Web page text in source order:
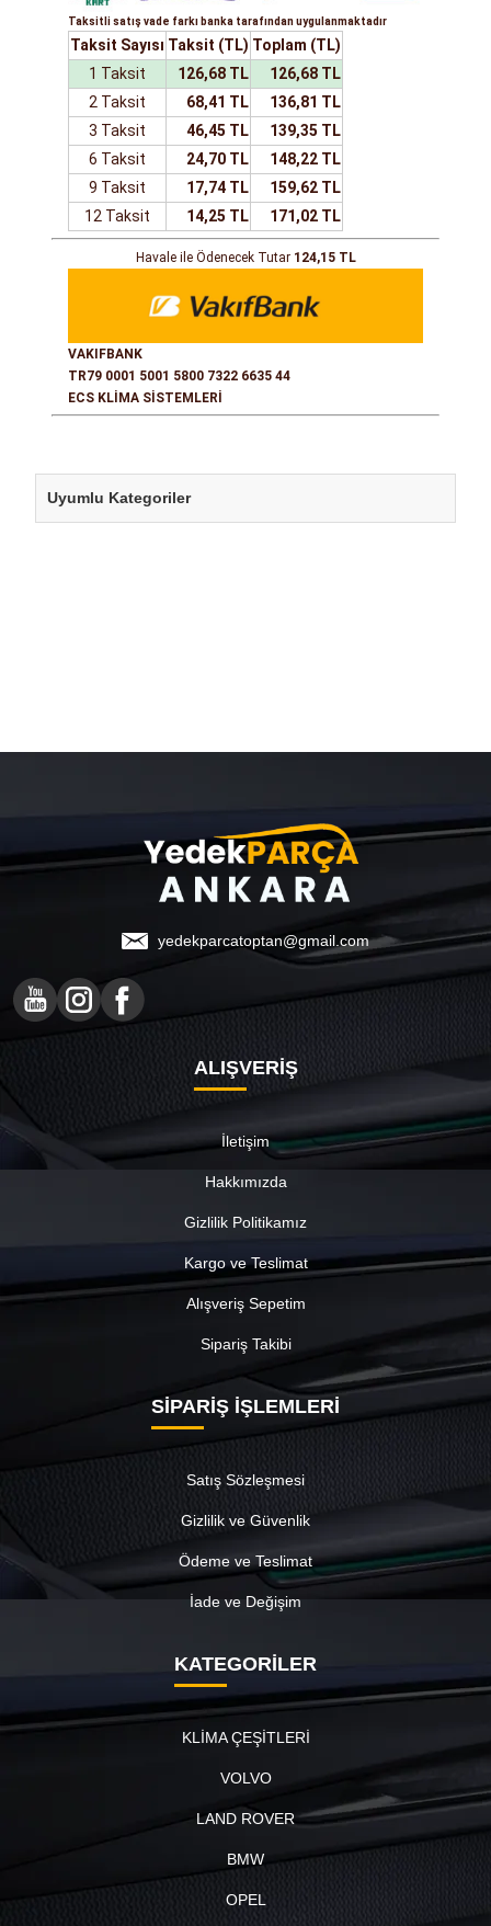
Taksitli satış vade farkı banka tarafından uygulanmaktadır
Taksit Sayısı Taksit (TL) Toplam (TL)
1 Taksit
126,68 TL
126,68 TL
2 Taksit
68,41 TL
136,81 TL
3 Taksit
46,45 TL
139,35 TL
6 Taksit
24,70 TL
148,22 TL
9 Taksit
17,74 TL
159,62 TL
12 Taksit
14,25 TL 171,02 TL
Havale ile Ödenecek Tutar 124,15 TL
VAKIFBANK
TR79 0001 5001 5800 7322 6635 44
ECS KLİMA SİSTEMLERİ
Uyumlu Kategoriler
yedekparcatoptan@gmail.com
ALIŞVERİŞ
İletişim
Hakkımızda
Gizlilik Politikamız
Kargo ve Teslimat
Alışveriş Sepetim
Sipariş Takibi
SİPARİŞ İŞLEMLERİ
Satış Sözleşmesi
Gizlilik ve Güvenlik
Ödeme ve Teslimat
İade ve Değişim
KATEGORİLER
KLİMA ÇEŞİTLERİ
VOLVO
LAND ROVER
BMW
OPEL